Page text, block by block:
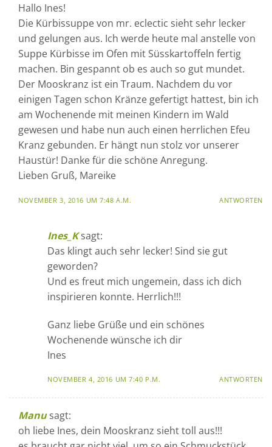
Hallo Ines!
Die Kürbissuppe von mr. eclectic sieht sehr lecker
und gelungen aus. Ich werde heute mal anstelle von
Suppe Kürbisse im Ofen mit Süsskartoffeln fertig
machen. Bin gespannt ob es auch so gut mundet.
Der Mooskranz ist ein Traum. Nachdem du vor
einigen Tagen schon Kränze gefertigt hattest, bin ich
am Wochenende mit meinen Kindern im Wald
gewesen und habe nun auch einen herrlichen Efeu
Kranz gebunden. Er hängt nun stolz vor unserer
Haustür! Danke für die schöne Anregung.
Lieben Gruß, Mareike
NOVEMBER 3, 2016 UM 7:48 A.M. ANTWORTEN
Ines_K sagt:
Das klingt auch sehr lecker! Sind sie gut
geworden?
Und es freut mich ungemein, dass ich dich
inspirieren konnte. Herrlich!!!
Ganz liebe Grüße und ein schönes
Wochenende wünsche ich dir
Ines
NOVEMBER 4, 2016 UM 7:40 P.M. ANTWORTEN
Manu sagt:
oh liebe Ines, dein Mooskranz sieht toll aus!!!